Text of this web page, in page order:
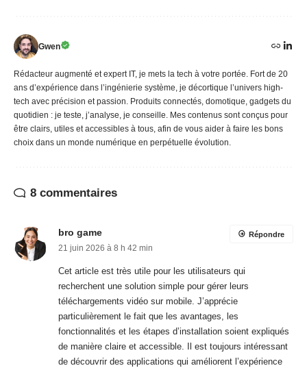
Gwen
Rédacteur augmenté et expert IT, je mets la tech à votre portée. Fort de 20
ans d’expérience dans l’ingénierie système, je décortique l’univers high-
tech avec précision et passion. Produits connectés, domotique, gadgets du
quotidien : je teste, j’analyse, je conseille. Mes contenus sont conçus pour
être clairs, utiles et accessibles à tous, afin de vous aider à faire les bons
choix dans un monde numérique en perpétuelle évolution.
8 commentaires
bro game
21 juin 2026 à 8 h 42 min
Cet article est très utile pour les utilisateurs qui
recherchent une solution simple pour gérer leurs
téléchargements vidéo sur mobile. J’apprécie
particulièrement le fait que les avantages, les
fonctionnalités et les étapes d’installation soient expliqués
de manière claire et accessible. Il est toujours intéressant
de découvrir des applications qui améliorent l’expérience
Répondre